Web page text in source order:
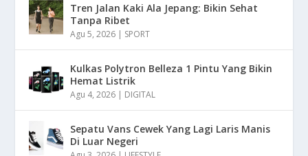
Tren Jalan Kaki Ala Jepang: Bikin Sehat
Tanpa Ribet
Agu 5, 2026 | SPORT
Kulkas Polytron Belleza 1 Pintu Yang Bikin
Hemat Listrik
Agu 4, 2026 | DIGITAL
Sepatu Vans Cewek Yang Lagi Laris Manis
Di Luar Negeri